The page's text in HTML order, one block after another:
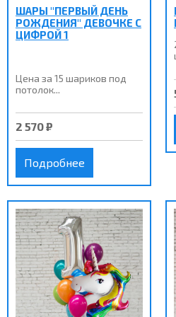
ШАРЫ "ПЕРВЫЙ ДЕНЬ
РОЖДЕНИЯ" ДЕВОЧКЕ С
ЦИФРОЙ 1
Цена за 15 шариков под
потолок...
2 570 ₽
Подробнее